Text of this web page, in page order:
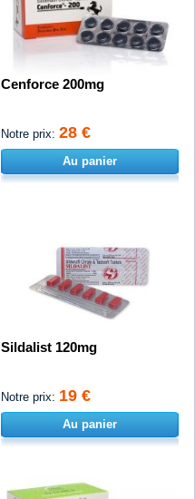
Cenforce 200mg
Notre prix: 28 €
Au panier
Sildalist 120mg
Notre prix: 19 €
Au panier